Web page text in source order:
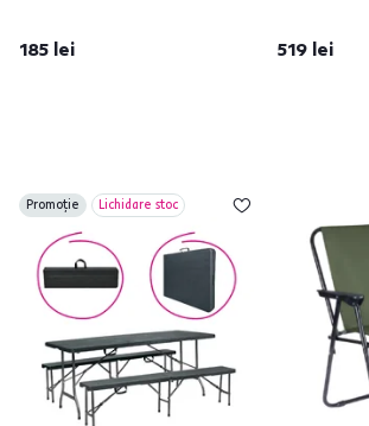
185 lei 519 lei
Promoție Lichidare stoc